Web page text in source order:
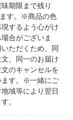
期限まで残り
す。※商品の色
するよう心がけ
合がございま
ただくため、同
、同一のお届け
のキャンセルを
ます。※一緒にご
域等により翌日
。